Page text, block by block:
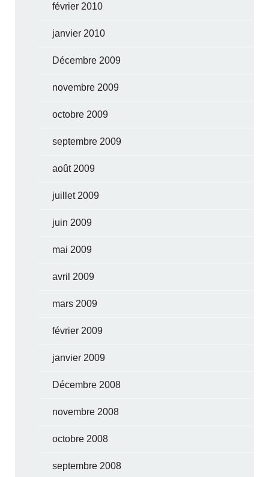
février 2010
janvier 2010
Décembre 2009
novembre 2009
octobre 2009
septembre 2009
août 2009
juillet 2009
juin 2009
mai 2009
avril 2009
mars 2009
février 2009
janvier 2009
Décembre 2008
novembre 2008
octobre 2008
septembre 2008